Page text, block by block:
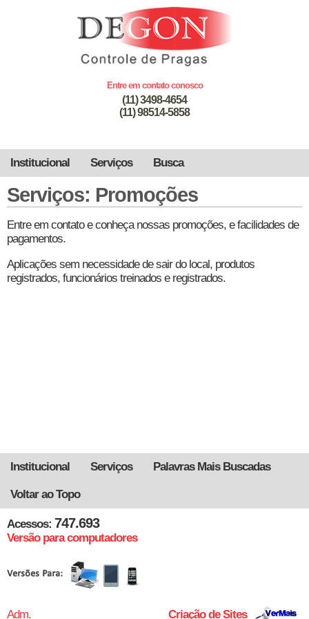
Entre em contato conosco
(11) 3498-4654
(11) 98514-5858
Institucional Serviços Busca
Serviços: Promoções
Entre em contato e conheça nossas promoções, e facilidades de
pagamentos.
Aplicações sem necessidade de sair do local, produtos
registrados, funcionários treinados e registrados.
Institucional Serviços Palavras Mais Buscadas
Voltar ao Topo
Acessos: 747.693
Versão para computadores
Adm. Criação de Sites